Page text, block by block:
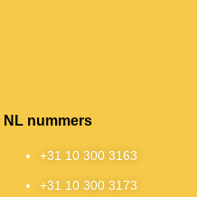
NL nummers
+31 10 300 3163
+31 10 300 3173